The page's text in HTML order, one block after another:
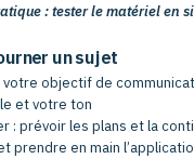
: tester le matériel en
un sujet
objectif de
et votre ton
: prévoir les plans et la
prendre en main